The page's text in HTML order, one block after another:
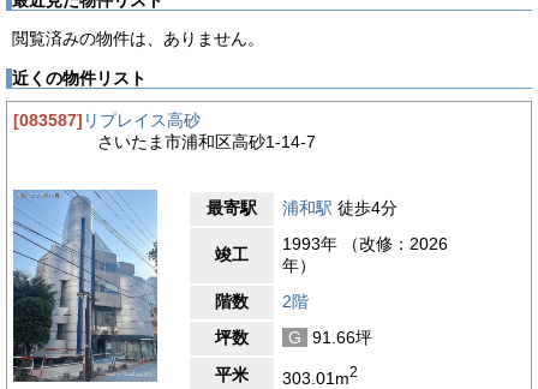
閲覧済みの物件は、ありません。
近くの物件リスト
[083587] リプレイス高砂
さいたま市浦和区高砂1-14-7
最寄駅 浦和駅 徒歩4分
竣工
1993年 （改修：2026
年）
階数
2階
坪数
G
91.66坪
平米
303.01m2